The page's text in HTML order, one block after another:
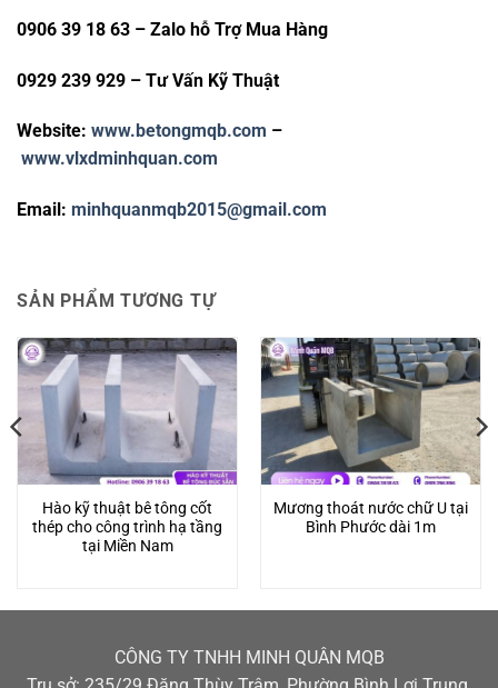
0906 39 18 63 – Zalo hỗ Trợ Mua Hàng
0929 239 929 – Tư Vấn Kỹ Thuật
Website: www.betongmqb.com –
www.vlxdminhquan.com
Email: minhquanmqb2015@gmail.com
SẢN PHẨM TƯƠNG TỰ
Hào kỹ thuật bê tông cốt
thép cho công trình hạ tầng
tại Miền Nam
Mương thoát nước chữ U tại
Bình Phước dài 1m
CÔNG TY TNHH MINH QUÂN MQB